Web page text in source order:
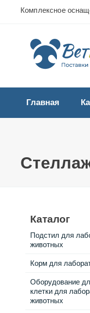
Комплексное
Главная
Каталог
Подстил для
животных
Корм для
Оборудование
клетки для
животных